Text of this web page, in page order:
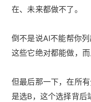
在、未来都做不了。
倒不是说AI不能帮你列
这些它绝对都能做，而
但最后那一下，在所
是选B，这个选择背后